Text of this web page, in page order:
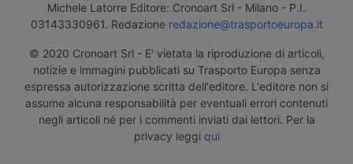
Michele Latorre Editore: Cronoart Srl - Milano - P.I.
03143330961. Redazione redazione@trasportoeuropa.it
© 2020 Cronoart Srl - E' vietata la riproduzione di articoli,
notizie e immagini pubblicati su Trasporto Europa senza
espressa autorizzazione scritta dell'editore. L'editore non si
assume alcuna responsabilità per eventuali errori contenuti
negli articoli né per i commenti inviati dai lettori. Per la
privacy leggi qui